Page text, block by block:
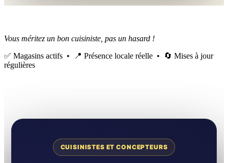
Vous méritez un bon cuisiniste, pas un hasard !
✅ Magasins actifs • 📍 Présence locale réelle • 🔄 Mises à jour
régulières
CUISINISTES ET CONCEPTEURS